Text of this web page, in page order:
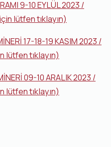
9-10 EYLÜL 2023 /
lütfen tıklayın)
17-18-19 KASIM 2023 /
lütfen tıklayın)
09-10 ARALIK 2023 /
lütfen tıklayın)